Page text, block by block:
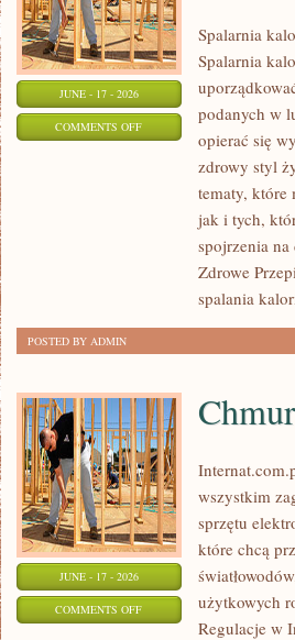
JUNE - 17 - 2026
COMMENTS OFFON
MOTYWACJA
Spalarnia
Spalarnia
podanych w
opierać się
zdrowy styl
tematy, które
jak i tych,
spojrzenia
Zdrowe
spalania
POSTED BY ADMIN
JUNE - 17 - 2026
COMMENTS OFFON
wszystkim
sprzętu
które chcą
użytkowych
Regulacje w